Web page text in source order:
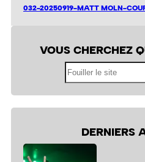
032-20250919-MATT MOLN-
VOUS CHERCHEZ
DERNIERS